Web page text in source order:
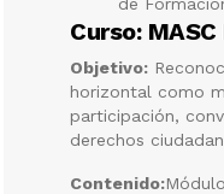
Curso:
Objetivo:
horizontal como
participación,
derechos
Contenido: